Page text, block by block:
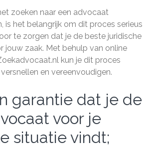
zoeken naar een advocaat
is het belangrijk om dit proces serieus
te zorgen dat je de beste juridische
jouw zaak. Met behulp van online
kun je dit proces
en vereenvoudigen.
garantie dat je de
voor je
situatie vindt;